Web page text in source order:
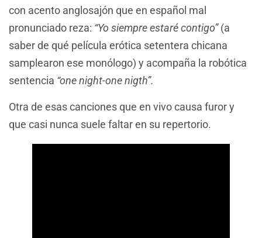
con acento anglosajón que en español mal
pronunciado reza: “Yo siempre estaré contigo”(a
saber de qué película erótica setentera chicana
samplearon ese monólogo) y acompaña la robótica
sentencia “one night-one nigth”.
Otra de esas canciones que en vivo causa furor y
que casi nunca suele faltar en su repertorio.